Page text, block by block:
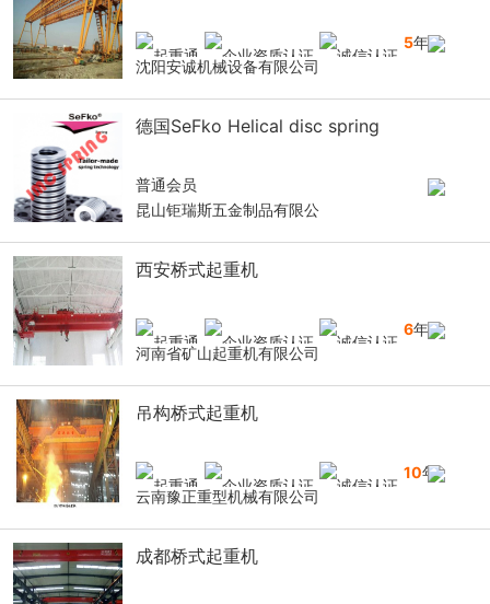
5年
沈阳安诚机械设备有限公司
德国SeFko Helical disc spring
普通会员
昆山钜瑞斯五金制品有限公
西安桥式起重机
6年
河南省矿山起重机有限公司
吊构桥式起重机
10年
云南豫正重型机械有限公司
成都桥式起重机